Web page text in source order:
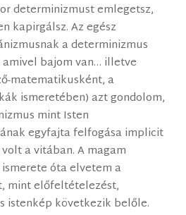
determinizmust emlegetsz,
kapirgálsz. Az egész
a determinizmus
bajom van… illetve
matematikusként, a
ismeretében) azt gondolom,
mint Isten
egyfajta felfogása implicit
a vitában. A magam
óta elvetem a
mint előfeltételezést,
istenkép következik belőle.